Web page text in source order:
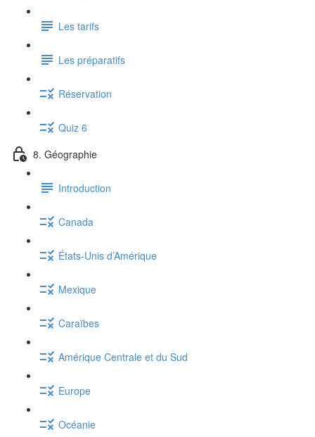
Les tarifs
Les préparatifs
Réservation
Quiz 6
8. Géographie
Introduction
Canada
États-Unis d’Amérique
Mexique
Caraïbes
Amérique Centrale et du Sud
Europe
Océanie